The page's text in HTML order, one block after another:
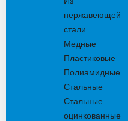
нержавеющей
стали
Медные
Пластиковые
Полиамидные
Стальные
Стальные
оцинкованные